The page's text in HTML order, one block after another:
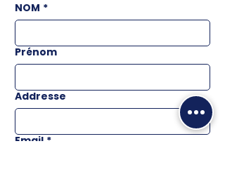
NOM *
Prénom
Addresse
Email *